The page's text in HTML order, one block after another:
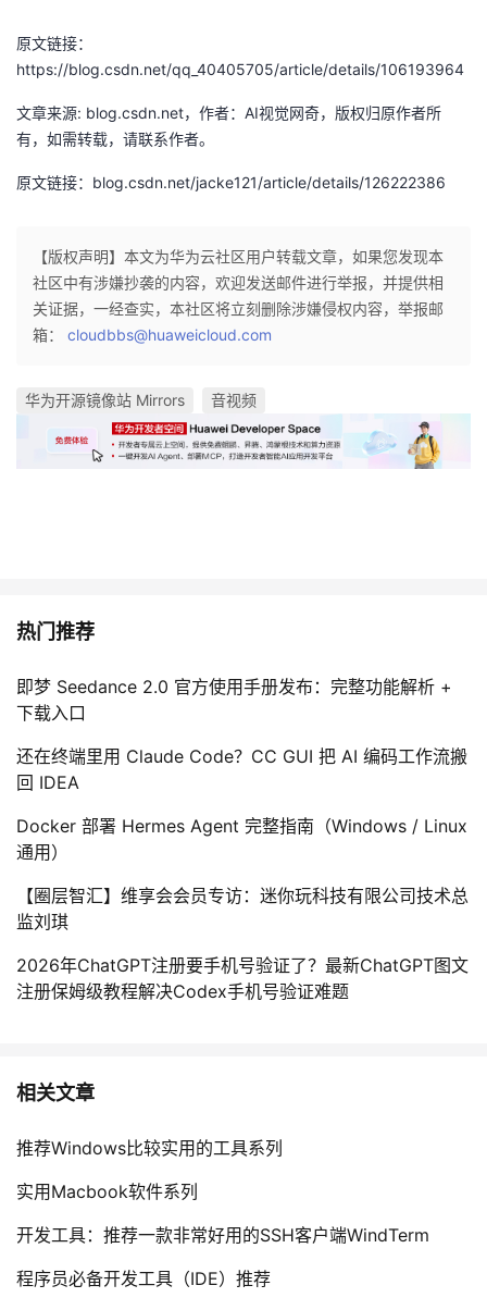
原文链接：
https://blog.csdn.net/qq_40405705/article/details/106193964
文章来源: blog.csdn.net，作者：AI视觉网奇，版权归原作者所
有，如需转载，请联系作者。
原文链接：blog.csdn.net/jacke121/article/details/126222386
【版权声明】本文为华为云社区用户转载文章，如果您发现本
社区中有涉嫌抄袭的内容，欢迎发送邮件进行举报，并提供相
关证据，一经查实，本社区将立刻删除涉嫌侵权内容，举报邮
箱： cloudbbs@huaweicloud.com
华为开源镜像站 Mirrors 音视频
热门推荐
即梦 Seedance 2.0 官方使用手册发布：完整功能解析 +
下载入口
还在终端里用 Claude Code？CC GUI 把 AI 编码工作流搬
回 IDEA
Docker 部署 Hermes Agent 完整指南（Windows / Linux
通用）
【圈层智汇】维享会会员专访：迷你玩科技有限公司技术总
监刘琪
2026年ChatGPT注册要手机号验证了？最新ChatGPT图文
注册保姆级教程解决Codex手机号验证难题
相关文章
推荐Windows比较实用的工具系列
实用Macbook软件系列
开发工具：推荐一款非常好用的SSH客户端WindTerm
程序员必备开发工具（IDE）推荐